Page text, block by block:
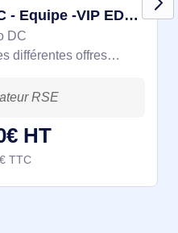
Adobe Acrobat Pro DC - Equipe -VIP EDUC-Niv 2 - Abo 1 an
DC
différentes offres
de cinq millions
HT
TTC